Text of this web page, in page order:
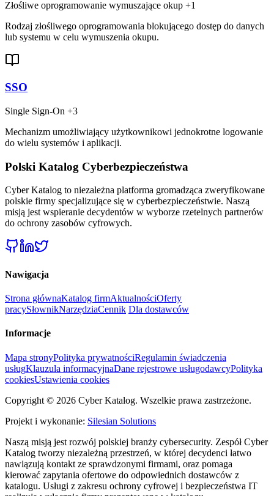
Złośliwe oprogramowanie wymuszające okup +1
Rodzaj złośliwego oprogramowania blokującego dostęp do danych
lub systemu w celu wymuszenia okupu.
SSO
Single Sign-On +3
Mechanizm umożliwiający użytkownikowi jednokrotne logowanie
do wielu systemów i aplikacji.
Polski Katalog Cyberbezpieczeństwa
Cyber Katalog to niezależna platforma gromadząca zweryfikowane
polskie firmy specjalizujące się w cyberbezpieczeństwie. Naszą
misją jest wspieranie decydentów w wyborze rzetelnych partnerów
do ochrony zasobów cyfrowych.
Nawigacja
Strona głównaKatalog firmAktualnościOferty
pracySłownikNarzędziaCennik Dla dostawców
Informacje
Mapa stronyPolityka prywatnościRegulamin świadczenia
usługKlauzula informacyjnaDane rejestrowe usługodawcyPolityka
cookiesUstawienia cookies
Copyright © 2026 Cyber Katalog. Wszelkie prawa zastrzeżone.
Projekt i wykonanie: Silesian Solutions
Naszą misją jest rozwój polskiej branży cybersecurity. Zespół Cyber
Katalog tworzy niezależną przestrzeń, w której decydenci łatwo
nawiązują kontakt ze sprawdzonymi firmami, oraz pomaga
kierować zapytania ofertowe do odpowiednich dostawców z
katalogu. Usługi z zakresu ochrony cyfrowej i bezpieczeństwa IT